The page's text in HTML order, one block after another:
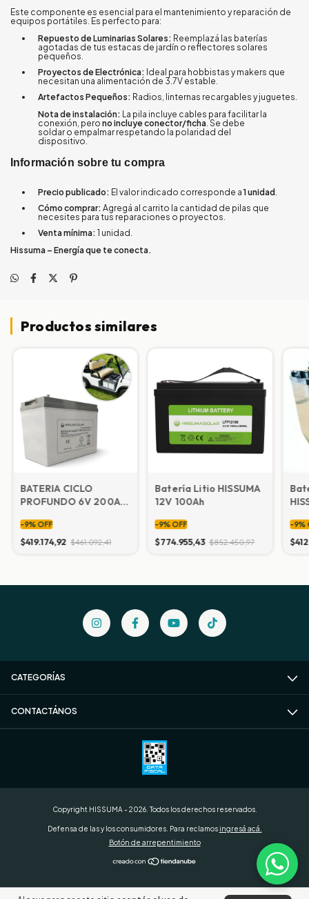
Este componente es esencial para el mantenimiento y reparación de
equipos portátiles. Es perfecto para:
Repuesto de Luminarias Solares: Reemplazá las baterías
agotadas de tus estacas de jardín o reflectores solares
pequeños.
Proyectos de Electrónica: Ideal para hobbistas y makers que
necesitan una alimentación de 3.7V estable.
Artefactos Pequeños: Radios, linternas recargables y juguetes.
Nota de instalación: La pila incluye cables para facilitar la
conexión, pero no incluye conector/ficha. Se debe
soldar o empalmar respetando la polaridad del
dispositivo.
Información sobre tu compra
Precio publicado: El valor indicado corresponde a 1 unidad
Cómo comprar: Agregá al carrito la cantidad de pilas que
necesites para tus reparaciones o proyectos.
Venta mínima: 1 unidad.
Hissuma – Energía que te conecta.
Productos similares
BATERIA CICLO
PROFUNDO 6V 200AH
MAQUINAS)
-9% OFF
$419.174,92 $461.092,41
Batería Litio HISSUMA
12V 100Ah
-9% OFF
$774.955,43 $852.450,97
-9%
CATEGORÍAS
CONTACTÁNOS
Copyright HISSUMA - 2026. Todos los derechos reservados.
Defensa de las y los consumidores. Para reclamos ingresá acá.
Botón de arrepentimiento